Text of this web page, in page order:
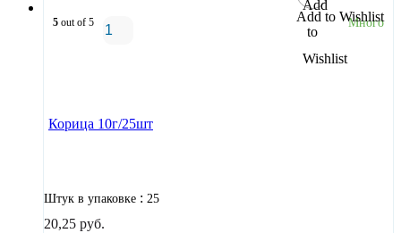
Add to Wishlist
5 out of 5 Много
Корица 10г/25шт
Штук в упаковке : 25
20,25 руб.